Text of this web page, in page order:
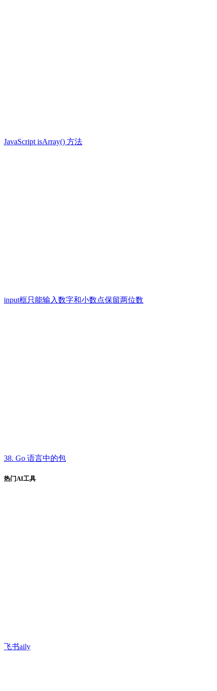
JavaScript isArray() 方法
input框只能输入数字和小数点保留两位数
38. Go 语言中的包
热门AI工具
飞书aily